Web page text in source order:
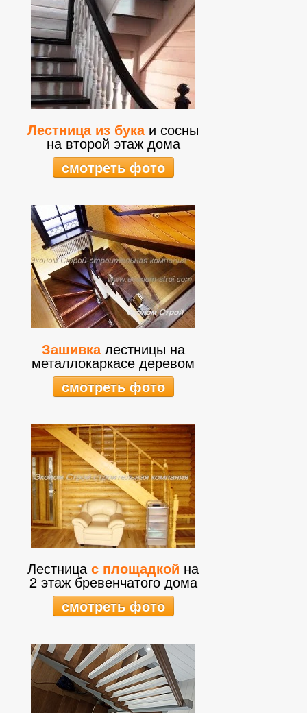
Лестница из букаи сосны
на второй этаж дома
смотреть фото
Зашивкалестницы на
металлокаркасе деревом
смотреть фото
Лестницас площадкой на
2 этаж бревенчатого дома
смотреть фото